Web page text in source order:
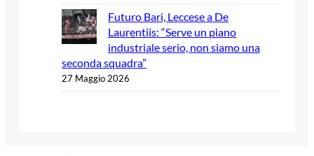
Futuro Bari, Leccese a De
Laurentiis: “Serve un piano
industriale serio, non siamo una
seconda squadra”
27 Maggio 2026